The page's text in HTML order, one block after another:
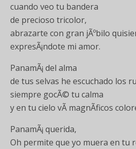
cuando veo tu bandera
de precioso tricolor,
abrazarte con gran jÃºbilo
expresÃ¡ndote mi amor.
PanamÃ¡ del alma
de tus selvas he escuchado los
siempre gocÃ© tu calma
y en tu cielo vÃ­ magnÃ­ficos
PanamÃ¡ querida,
Oh permite que yo muera en tu